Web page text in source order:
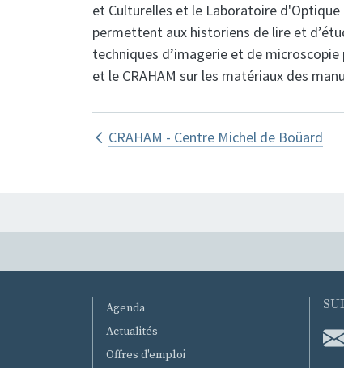
et Culturelles et le Laboratoire
permettent aux historiens de lire et
techniques d’imagerie et de
et le CRAHAM sur les matériaux des
Liens transversaux
CRAHAM - Centre Michel de Boüard
MENU PIED DE PAGE
Agenda
Actualités
Offres d'emploi